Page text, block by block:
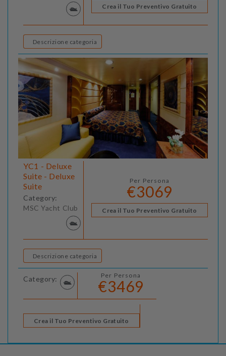
Crea il Tuo Preventivo Gratuito
Descrizione categoria
YC1 - Deluxe
Suite - Deluxe
Suite
Category:
MSC Yacht Club
Per Persona
€3069
Crea il Tuo Preventivo Gratuito
Descrizione categoria
Category: Per Persona
€3469
Crea il Tuo Preventivo Gratuito